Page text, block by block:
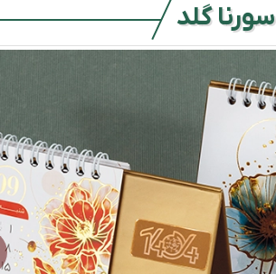
سورنا گلد